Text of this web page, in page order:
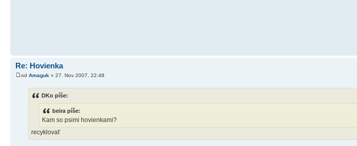
Re: Hovienka
od Amaguk » 27. Nov 2007, 22:48
DKo píše:
beira píše:
Kam so psimi hovienkami?
recyklovať